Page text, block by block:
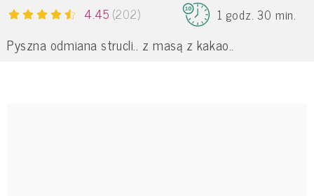
4.45 (202) 1 godz. 30 min.
Pyszna odmiana strucli.. z masą z kakao..